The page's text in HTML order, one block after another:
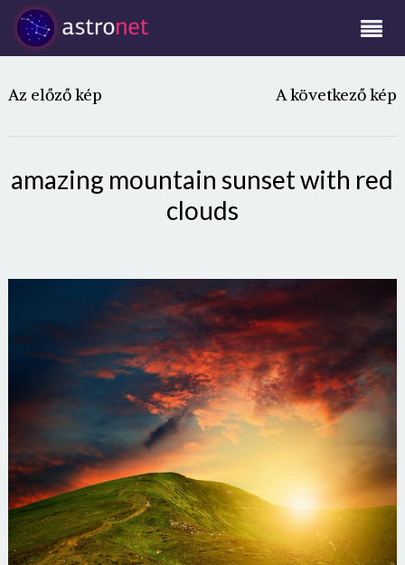
Az előző kép A következő kép
amazing mountain sunset with red
clouds